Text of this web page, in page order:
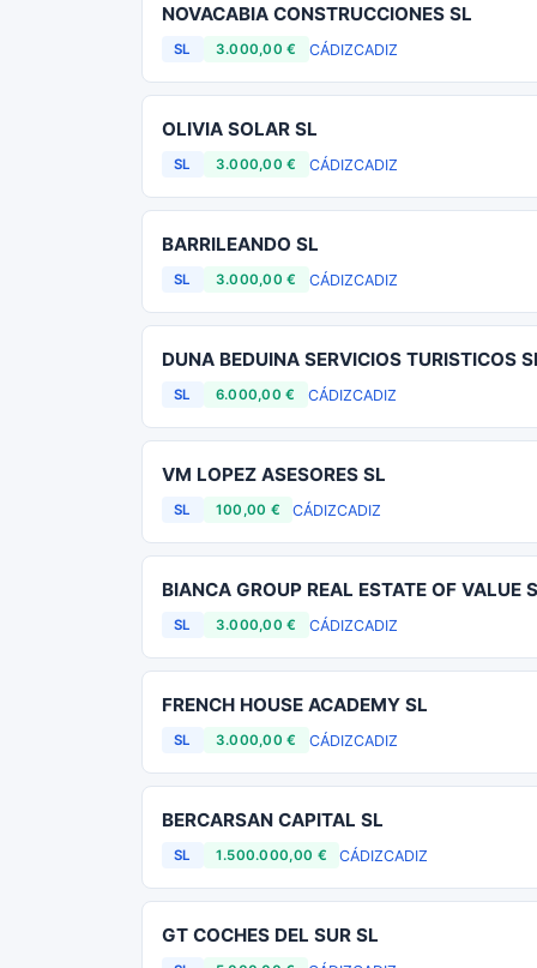
NOVACABIA CONSTRUCCIONES SL
SL 3.000,00 € CÁDIZCADIZ
OLIVIA SOLAR SL
SL 3.000,00 € CÁDIZCADIZ
BARRILEANDO SL
SL 3.000,00 € CÁDIZCADIZ
DUNA BEDUINA SERVICIOS TURISTICOS
SL 6.000,00 € CÁDIZCADIZ
VM LOPEZ ASESORES SL
SL 100,00 € CÁDIZCADIZ
BIANCA GROUP REAL ESTATE OF VALUE
SL 3.000,00 € CÁDIZCADIZ
FRENCH HOUSE ACADEMY SL
SL 3.000,00 € CÁDIZCADIZ
BERCARSAN CAPITAL SL
SL 1.500.000,00 € CÁDIZCADIZ
GT COCHES DEL SUR SL